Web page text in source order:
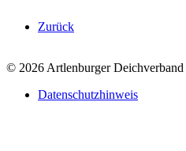
Zurück
© 2026 Artlenburger Deichverband
Datenschutzhinweis